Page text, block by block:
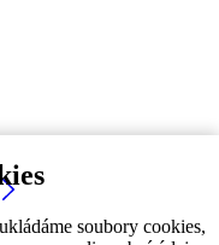
soubory cookies,